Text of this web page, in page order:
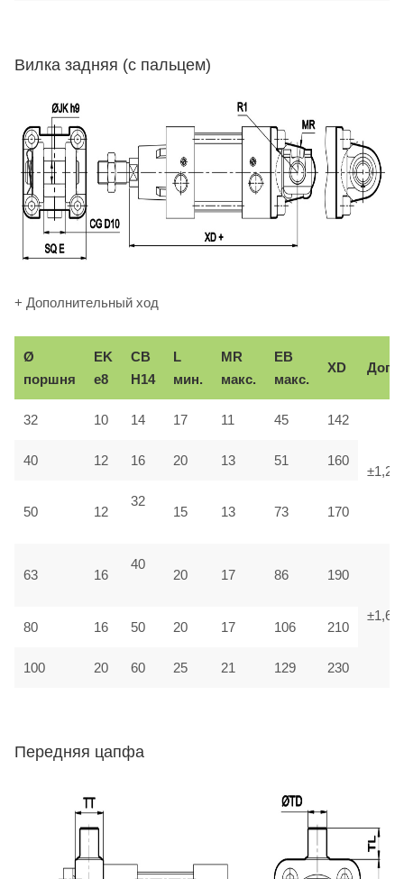
Вилка задняя (с пальцем)
+ Дополнительный ход
Ø
поршня
EK
e8
CB
H14
L
мин.
MR
макс.
EB
макс.
XD Доп.
32 10 14 17 11 45 142
±1,25
40 12 16 20 13 51 160
50 12
32
15 13 73 170
63 16
40
20 17 86 190
±1,6
80 16 50 20 17 106 210
100 20 60 25 21 129 230
Передняя цапфа